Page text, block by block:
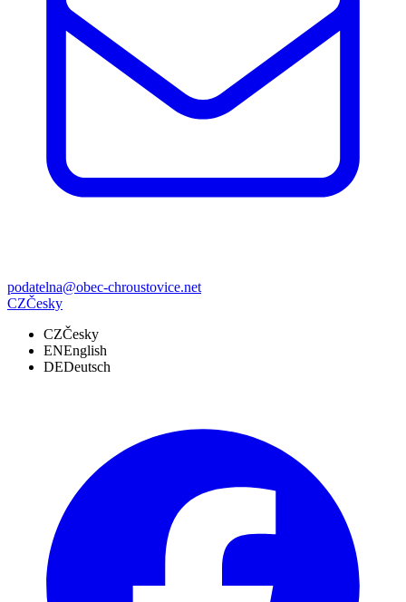
podatelna@obec-chroustovice.net
CZČesky
CZČesky
ENEnglish
DEDeutsch